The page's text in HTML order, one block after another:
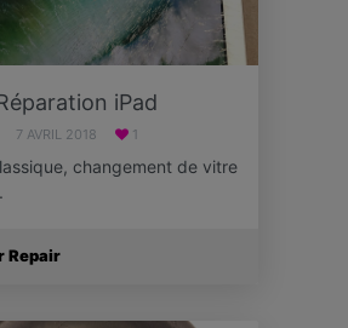
iPad
7 AVRIL 2018 1
changement de vitre
Repair